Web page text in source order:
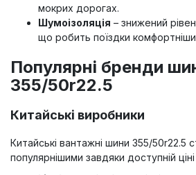
мокрих дорогах.
Шумоізоляція – знижений
що робить поїздки
Популярні бренди
355/50r22.5
Китайські виробники
Китайські вантажні шини 355/50r22.5
популярнішими завдяки доступній